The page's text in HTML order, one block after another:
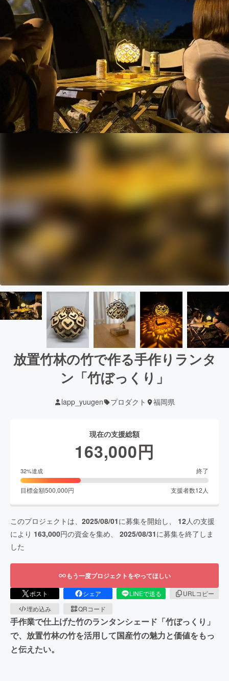
放置竹林の竹で作る手作りランタ
ン「竹ぼっくり」
lapp_yuugen プロダクト 福岡県
現在の支援総額
163,000円
32%達成 終了
目標金額500,000円 支援者数12 人
このプロジェクトは、 2025/08/01に募集を開始し、 12人の支援
により 163,000円の資金を集め、 2025/08/31に募集を終了しま
した
もう一度プロジェクトをやってほしい
ポスト シェア LINEで送る
URLコピー
埋め込み
QRコード
手作業で仕上げた竹のランタンシェード「竹ぼっくり」
で、放置竹林の竹を活用して国産竹の魅力と価値をもっ
と伝えたい。